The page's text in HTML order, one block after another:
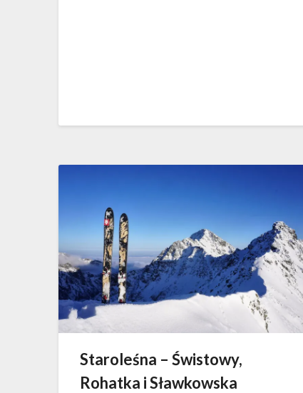
Staroleśna – Świstowy,
Rohatka i Sławkowska